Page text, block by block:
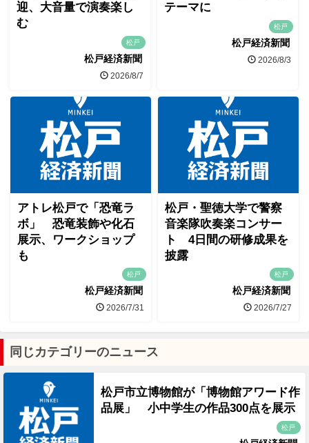
迎、大音量で演奏楽し
む
松戸
松戸経済新聞
2026/8/7
テーマに
松戸
松戸経済新聞
2026/8/3
アトレ松戸で「恐竜ラ
ボ」 恐竜装飾や化石
展示、ワークショップ
も
松戸
松戸経済新聞
2026/7/31
松戸・聖徳大学で警察
音楽隊吹奏楽コンサー
ト 4日間の研修成果を
披露
松戸
松戸経済新聞
2026/7/27
同じカテゴリーのニュース
松戸市立博物館が「博物館アワード作
品展」 小中学生の作品300点を展示
松戸